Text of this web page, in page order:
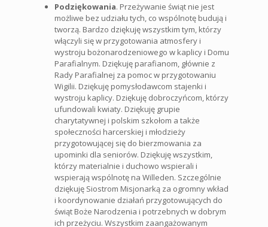
Podziękowania. Przeżywanie świąt nie jest
możliwe bez udziału tych, co wspólnotę budują i
tworzą. Bardzo dziękuję wszystkim tym, którzy
włączyli się w przygotowania atmosfery i
wystroju bożonarodzeniowego w kaplicy i Domu
Parafialnym. Dziękuję parafianom, głównie z
Rady Parafialnej za pomoc w przygotowaniu
Wigilii. Dziękuję pomysłodawcom stajenki i
wystroju kaplicy. Dziękuję dobroczyńcom, którzy
ufundowali kwiaty. Dziękuję grupie
charytatywnej i polskim szkołom a także
społeczności harcerskiej i młodzieży
przygotowującej się do bierzmowania za
upominki dla seniorów. Dziękuję wszystkim,
którzy materialnie i duchowo wspierali i
wspierają wspólnotę na Willeden. Szczególnie
dziękuję Siostrom Misjonarką za ogromny wkład
i koordynowanie działań przygotowujących do
świąt Boże Narodzenia i potrzebnych w dobrym
ich przeżyciu. Wszystkim zaangażowanym